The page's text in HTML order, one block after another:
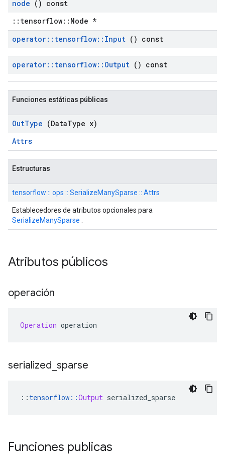
node () const
::tensorflow::Node *
operator:: tensorflow:: Input () const
operator:: tensorflow:: Output () const
Funciones estáticas públicas
OutType (DataType x)
Attrs
Estructuras
tensorflow :: ops :: SerializeManySparse :: Attrs
Establecedores de atributos opcionales para
SerializeManySparse
Atributos públicos
operación
Operation operation
serialized sparse
:: tensorflow ::Output serialized_sparse
Funciones publicas